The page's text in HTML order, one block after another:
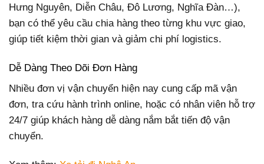
Hưng Nguyên, Diễn Châu, Đô Lương, Nghĩa Đàn…),
bạn có thể yêu cầu chia hàng theo từng khu vực giao,
giúp tiết kiệm thời gian và giảm chi phí logistics.
Dễ Dàng Theo Dõi Đơn Hàng
Nhiều đơn vị vận chuyển hiện nay cung cấp mã vận
đơn, tra cứu hành trình online, hoặc có nhân viên hỗ trợ
24/7 giúp khách hàng dễ dàng nắm bắt tiến độ vận
chuyển.